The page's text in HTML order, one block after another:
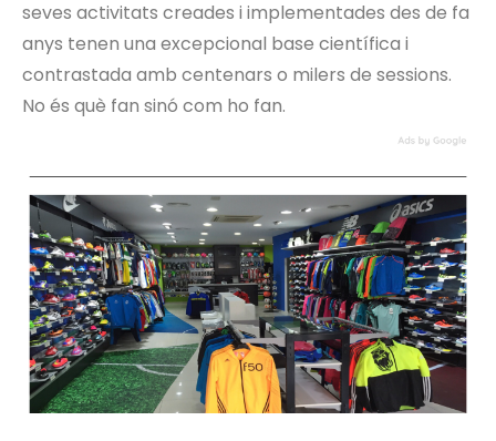
seves activitats creades i implementades des de fa
anys tenen una excepcional base científica i
contrastada amb centenars o milers de sessions.
No és què fan sinó com ho fan.